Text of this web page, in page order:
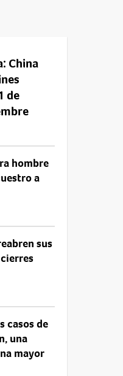
China
de
hombre
a
sus
casos de
una
mayor